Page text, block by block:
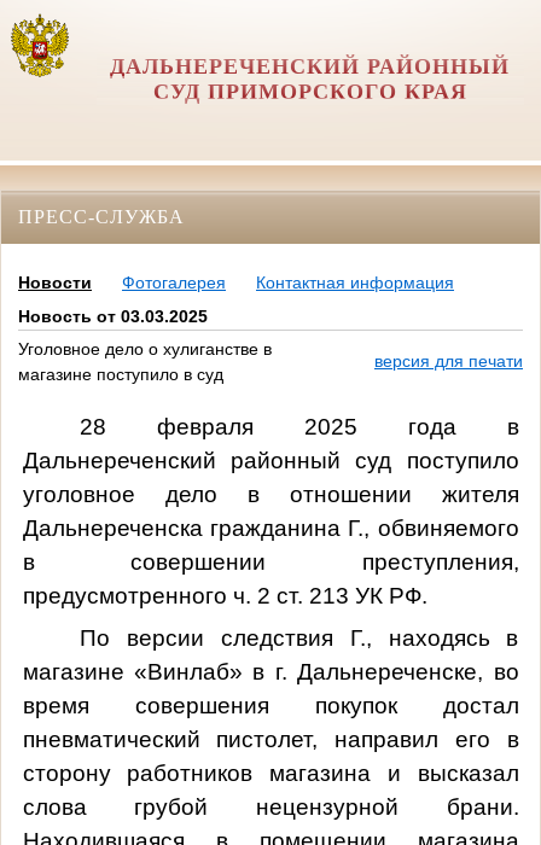
ДАЛЬНЕРЕЧЕНСКИЙ РАЙОННЫЙ
СУД ПРИМОРСКОГО КРАЯ
ПРЕСС-СЛУЖБА
Новости Фотогалерея
Контактная информация
Новость от 03.03.2025
Уголовное дело о хулиганстве в
магазине поступило в суд
версия для печати
28 февраля 2025 года в
Дальнереченский районный суд поступило
уголовное дело в отношении жителя
Дальнереченска гражданина Г., обвиняемого
в совершении преступления,
предусмотренного ч. 2 ст. 213 УК РФ.
По версии следствия Г., находясь в
магазине «Винлаб» в г. Дальнереченске, во
время совершения покупок достал
пневматический пистолет, направил его в
сторону работников магазина и высказал
слова грубой нецензурной брани.